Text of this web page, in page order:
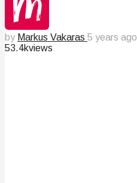
by Markus Vakaras 5 years ago
53.4kviews